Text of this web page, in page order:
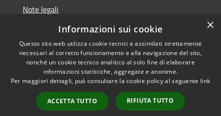
Note legali
Dichiarazione di accessibilità
Accessibilità
Copyright © 2026 • Comune di
Brembate • Powered by
Municipium•
Accesso
redazione
×
Informazioni sui cookie
Questo sito web utilizza cookie tecnici e assimilati strettamente
necessari al corretto funzionamento e alla navigazione del sito,
nonché un cookie tecnico analitico al solo fine di elaborare
informazioni statistiche, aggregate e anonime.
Per maggiori dettagli, può consultare la cookie policy al seguente link
ACCETTA TUTTO RIFIUTA TUTTO